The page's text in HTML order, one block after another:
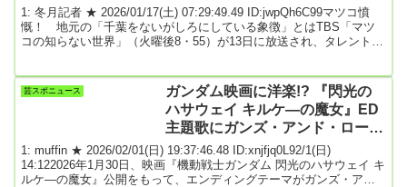
1: 冬月記者 ★ 2026/01/17(土) 07:29:49.49 ID:jwpQh6C99マツコ憤
慨！ 地元の「千葉をないがしろにしている象徴」とはTBS「マツ
コの知らない世界」（火曜後8・55）が13日に放送され、タレントの
なプチ贅沢！豪華列車の世界」。そのなかで2024年、40年ぶりに新
型車両が導入された「特急やくも」の話題になった時だった。電車
芸スポニュース
ガンダム映画に洋楽!? 『閃光の
ハサウェイ キルケ―の魔女』ED
主題歌にガンズ・アンド・ローゼ
ズ起用 海外展開はどうなる
1: muffin ★ 2026/02/01(日) 19:37:46.48 ID:xnjfjq0L92/1(日)
14:122026年1月30日、映画『機動戦士ガンダム 閃光のハサウェイ キ
ルケ―の魔女』公開をもって、エンディングテーマがガンズ・アン